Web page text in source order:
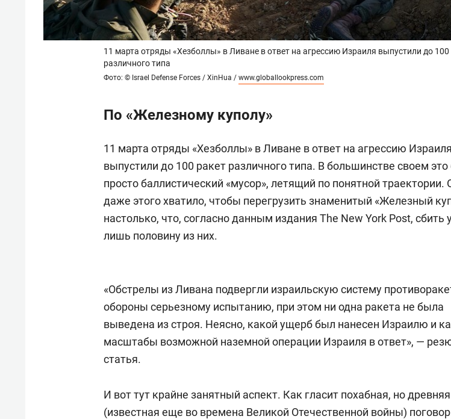
11 марта отряды «Хезболлы» в Ливане в ответ на агрессию Израиля выпустили до 100
различного типа
Фото: © Israel Defense Forces / XinHua / www.globallookpress.com
По «Железному куполу»
11 марта отряды «Хезболлы» в Ливане в ответ на агрессию Израиля
выпустили до 100 ракет различного типа. В большинстве своем
просто баллистический «мусор», летящий по понятной траектории.
даже этого хватило, чтобы перегрузить знаменитый «Железный
настолько, что, согласно данным издания The New York Post, сбить
лишь половину из них.
«Обстрелы из Ливана подвергли израильскую систему
обороны серьезному испытанию, при этом ни одна ракета не была
выведена из строя. Неясно, какой ущерб был нанесен Израилю и
масштабы возможной наземной операции Израиля в ответ», —
статья.
И вот тут крайне занятный аспект. Как гласит похабная, но древняя
(известная еще во времена Великой Отечественной войны)